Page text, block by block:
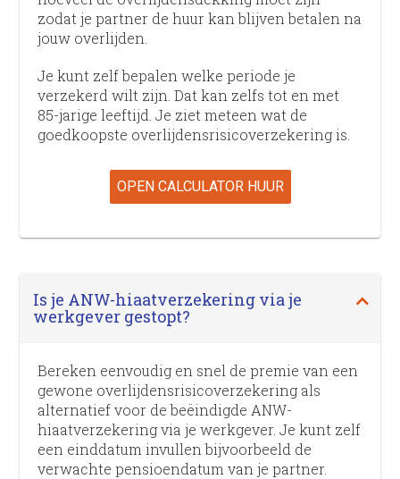
zodat je partner de huur kan blijven betalen na
jouw overlijden.
Je kunt zelf bepalen welke periode je
verzekerd wilt zijn. Dat kan zelfs tot en met
85-jarige leeftijd. Je ziet meteen wat de
goedkoopste overlijdens­risico­verzekering is.
OPEN CALCULATOR HUUR
Is je ANW-hiaatverzekering via je
werkgever gestopt?
Bereken eenvoudig en snel de premie van een
gewone overlijdens­risico­verzekering als
alternatief voor de beëindigde ANW-
hiaatverzekering via je werkgever. Je kunt zelf
een einddatum invullen bijvoorbeeld de
verwachte pensioendatum van je partner.